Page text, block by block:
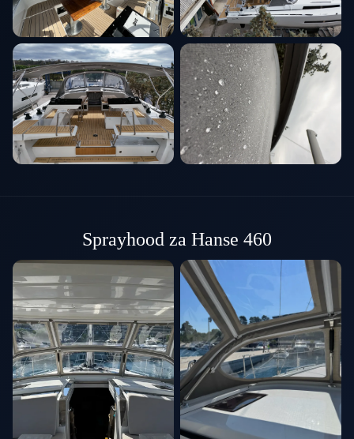
Sprayhood za Hanse 460